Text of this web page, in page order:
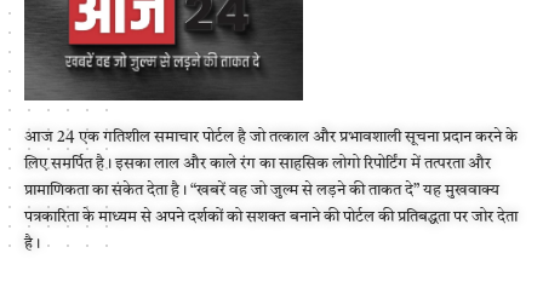
आज 24 एक गतिशील समाचार पोर्टल है जो तत्काल और प्रभावशाली सूचना प्रदान करने के
लिए समर्पित है। इसका लाल और काले रंग का साहसिक लोगो रिपोर्टिंग में तत्परता और
प्रामाणिकता का संकेत देता है। “खबरें वह जो जुल्म से लड़ने की ताकत दे” यह मुखवाक्य
पत्रकारिता के माध्यम से अपने दर्शकों को सशक्त बनाने की पोर्टल की प्रतिबद्धता पर जोर देता
है।